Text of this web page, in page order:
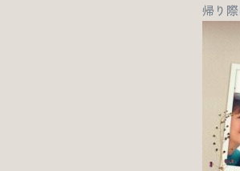
帰り